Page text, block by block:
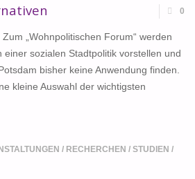
0
Zum „Wohnpolitischen Forum“ werden
einer sozialen Stadtpolitik vorstellen und
bisher keine Anwendung finden.
kleine Auswahl der wichtigsten
/ RECHERCHEN / STUDIEN /